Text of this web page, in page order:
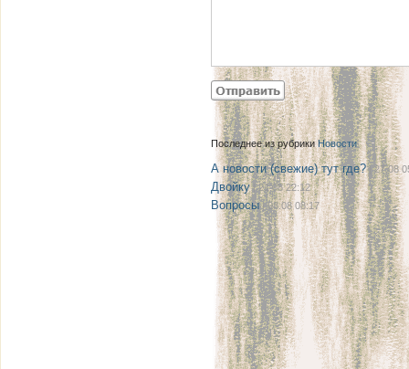
Последнее из рубрики Новости
А новости (свежие) тут где?| 27.08
Двойку| 21.08 22:12
Вопросы| 08.08 08:17